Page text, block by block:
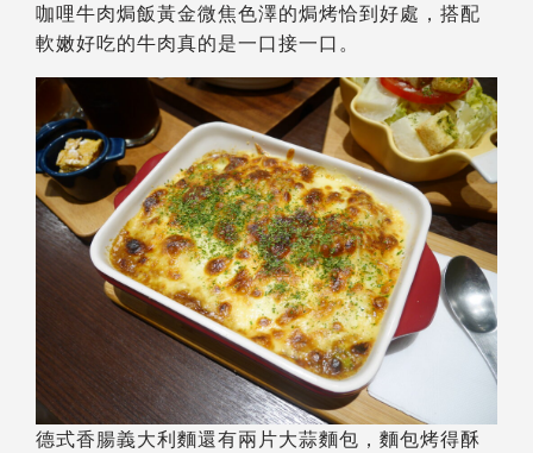
咖哩牛肉焗飯黃金微焦色澤的焗烤恰到好處，搭配
軟嫩好吃的牛肉真的是一口接一口。
德式香腸義大利麵還有兩片大蒜麵包，麵包烤得酥